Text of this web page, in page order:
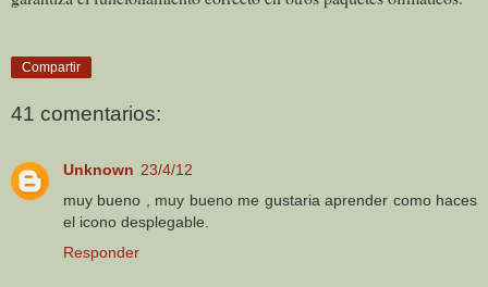
Compartir
41 comentarios:
Unknown 23/4/12
muy bueno , muy bueno me gustaria aprender como haces
el icono desplegable.
Responder